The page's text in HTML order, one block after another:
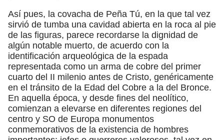
Así pues, la covacha de Peña Tú, en la que tal vez
sirvió de tumba una cavidad abierta en la roca al pie
de las figuras, parece recordarse la dignidad de
algún notable muerto, de acuerdo con la
identificación arqueológica de la espada
representada como un arma de cobre del primer
cuarto del II milenio antes de Cristo, genéricamente
en el tránsito de la Edad del Cobre a la del Bronce.
En aquella época, y desde fines del neolítico,
comienzan a elevarse en diferentes regiones del
centro y SO de Europa monumentos
conmemorativos de la existencia de hombres